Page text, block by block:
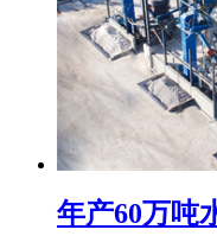
年产60万吨